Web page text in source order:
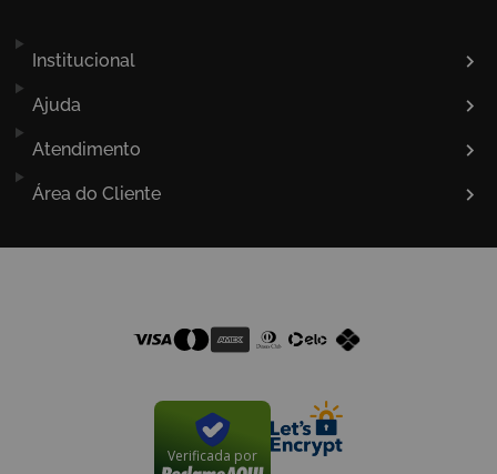
Institucional
Ajuda
Atendimento
Área do Cliente
Verificada por